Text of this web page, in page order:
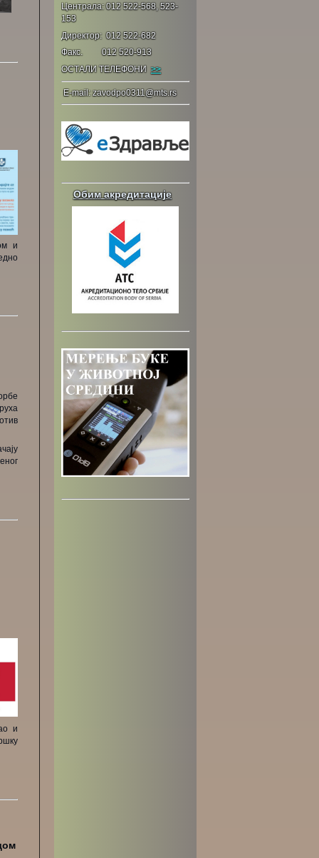
Централа: 012 522-568, 523-
153
Директор: 012 522-682
Факс. 012 520-913
ОСТАЛИ ТЕЛЕФОНИ >>
E-mail: zavodpo0311@mts.rs
Обим акредитације
и
и